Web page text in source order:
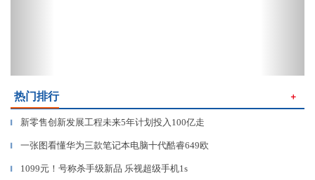
热门排行 ＋
▎ 新零售创新发展工程未来5年计划投入100亿走
▎ 一张图看懂华为三款笔记本电脑十代酷睿649欧
▎ 1099元！号称杀手级新品 乐视超级手机1s